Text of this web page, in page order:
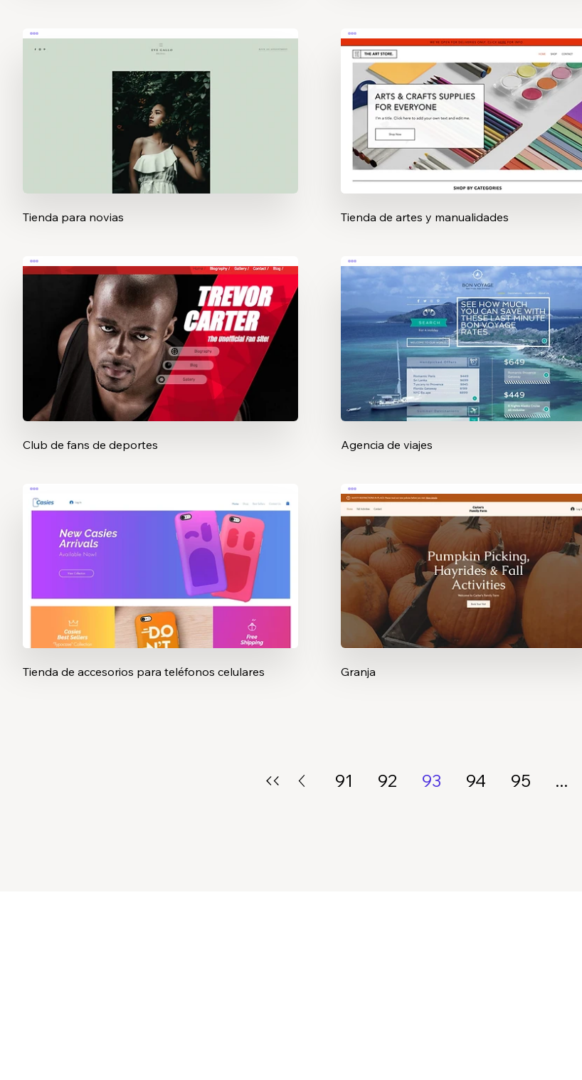
Tienda para novias Tienda de artes y manualidades
Club de fans de deportes Agencia de viajes
Tienda de accesorios para teléfonos celulares Granja
91 92 93 94 95 ...